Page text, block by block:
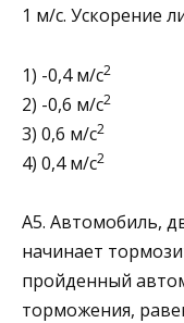
1 м/с. Ускорение
1) -0,4 м/с2
2) -0,6 м/с2
3) 0,6 м/с2
4) 0,4 м/с2
А5. Автомобиль,
начи­нает
пройден­ный
торможения,